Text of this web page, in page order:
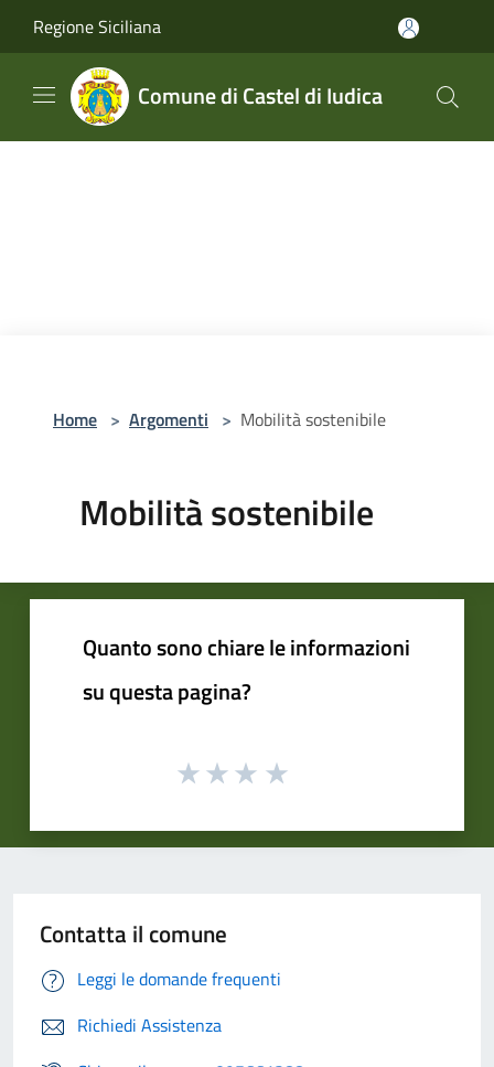
Regione Siciliana
Comune di Castel di Iudica
Home > Argomenti > Mobilità sostenibile
Mobilità sostenibile
Quanto sono chiare le informazioni
su questa pagina?
Contatta il comune
Leggi le domande frequenti
Richiedi Assistenza